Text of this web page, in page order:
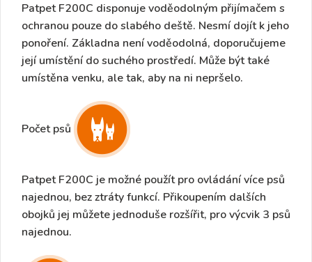
Patpet F200C disponuje voděodolným přijímačem s
ochranou pouze do slabého deště. Nesmí dojít k jeho
ponoření. Základna není voděodolná, doporučujeme
její umístění do suchého prostředí. Může být také
umístěna venku, ale tak, aby na ni nepršelo.
Počet psů
Patpet F200C je možné použít pro ovládání více psů
najednou, bez ztráty funkcí. Přikoupením dalších
obojků jej můžete jednoduše rozšířit, pro výcvik 3 psů
najednou.